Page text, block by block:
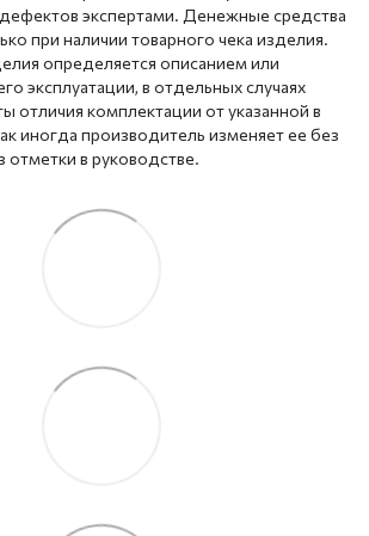
экспертами. Денежные средства
при наличии товарного чека изделия.
определяется описанием или
эксплуатации, в отдельных случаях
отличия комплектации от указанной в
иногда производитель изменяет ее без
отметки в руководстве.